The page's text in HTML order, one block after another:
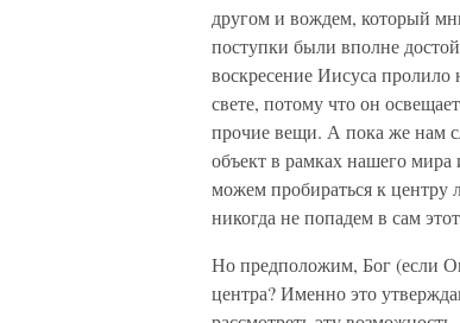
другом и вождем, который
поступки были вполне
воскресение Иисуса
свете, потому что он
прочие вещи. А пока же нам
объект в рамках нашего
можем пробираться к центру
никогда не попадем в сам
Но предположим, Бог (если
центра? Именно это